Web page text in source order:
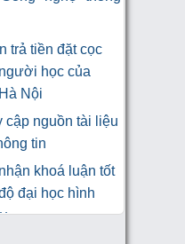
trả tiền đặt cọc
học của
Nội
cập nguồn tài liệu
tin
khoá luận tốt
đại học hình